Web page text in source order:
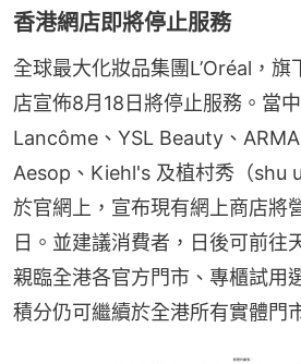
香港網店即將停止服務
全球最大化妝品集團L’Oréal，旗
店宣佈8月18日將停止服務。當
Lancôme、YSL Beauty、
Aesop、Kiehl's 及植村秀（shu
於官網上，宣布現有網上商店將
日。並建議消費者，日後可前往
親臨全港各官方門市、專櫃試用
積分仍可繼續於全港所有實體門